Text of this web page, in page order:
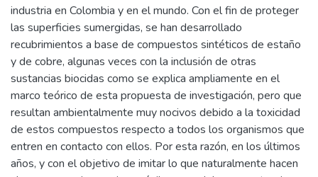
industria en Colombia y en el mundo. Con el fin de proteger
las superficies sumergidas, se han desarrollado
recubrimientos a base de compuestos sintéticos de estaño
y de cobre, algunas veces con la inclusión de otras
sustancias biocidas como se explica ampliamente en el
marco teórico de esta propuesta de investigación, pero que
resultan ambientalmente muy nocivos debido a la toxicidad
de estos compuestos respecto a todos los organismos que
entren en contacto con ellos. Por esta razón, en los últimos
años, y con el objetivo de imitar lo que naturalmente hacen